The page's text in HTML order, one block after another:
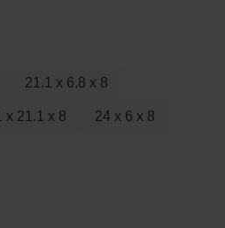
21.1 x 6.8 x 8
x 21.1 x 8 24 x 6 x 8